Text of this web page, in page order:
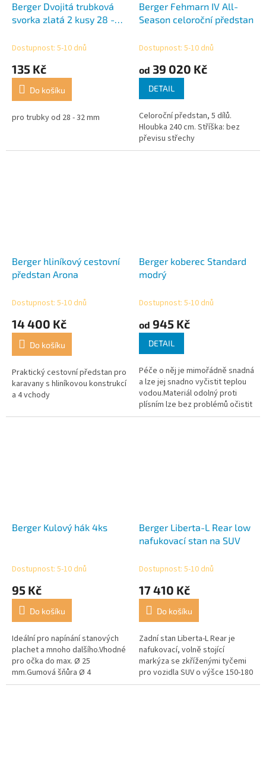
Berger Dvojitá trubková
svorka zlatá 2 kusy 28 -
Dostupnost: 5-10 dnů
135 Kč
Do košíku
pro trubky od 28 - 32 mm
Berger Fehmarn IV All-
Season celoroční předstan
Dostupnost: 5-10 dnů
od 39 020 Kč
DETAIL
Celoroční předstan, 5 dílů.
Hloubka 240 cm. Stříška: bez
převisu střechy
Berger hliníkový cestovní
předstan Arona
Dostupnost: 5-10 dnů
14 400 Kč
Do košíku
Praktický cestovní předstan pro
karavany s hliníkovou konstrukcí
a 4 vchody
Berger koberec Standard
modrý
Dostupnost: 5-10 dnů
od 945 Kč
DETAIL
Péče o něj je mimořádně snadná
a lze jej snadno vyčistit teplou
vodou.Materiál odolný proti
plísním lze bez problémů očistit
vodou.Ani déšť nemůže koberci
Berger Kulový hák 4ks
Dostupnost: 5-10 dnů
95 Kč
Do košíku
Ideální pro napínání stanových
plachet a mnoho dalšího.Vhodné
pro očka do max. Ø 25
mm.Gumová šňůra Ø 4
mm.Balení 4 ks.
Berger Liberta-L Rear low
nafukovací stan na SUV
Dostupnost: 5-10 dnů
17 410 Kč
Do košíku
Zadní stan Liberta-L Rear je
nafukovací, volně stojící
markýza se zkříženými tyčemi
pro vozidla SUV o výšce 150-180
cm.